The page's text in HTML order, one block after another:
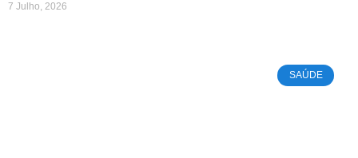
7 Julho, 2026
SAÚDE